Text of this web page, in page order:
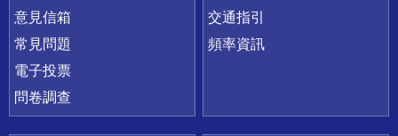
意見信箱
常見問題
電子投票
問卷調查
交通指引
頻率資訊